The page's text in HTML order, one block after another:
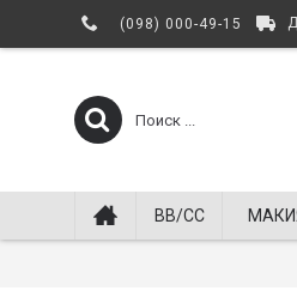
(098) 000-49-15
BB/СС